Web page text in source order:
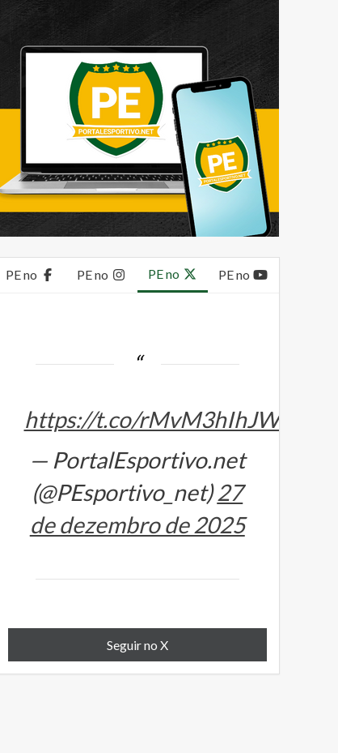
PE no PE no PE no PE no
https://t.co/rMvM3hIhJW
— PortalEsportivo.net
(@PEsportivo_net)27
de dezembro de 2025
Seguir no X